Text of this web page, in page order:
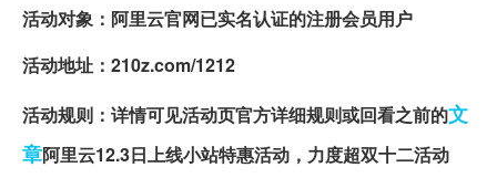
活动对象：阿里云官网已实名认证的注册会员用户
活动地址：210z.com/1212
活动规则：详情可见活动页官方详细规则或回看之前的文
章阿里云12.3日上线小站特惠活动，力度超双十二活动